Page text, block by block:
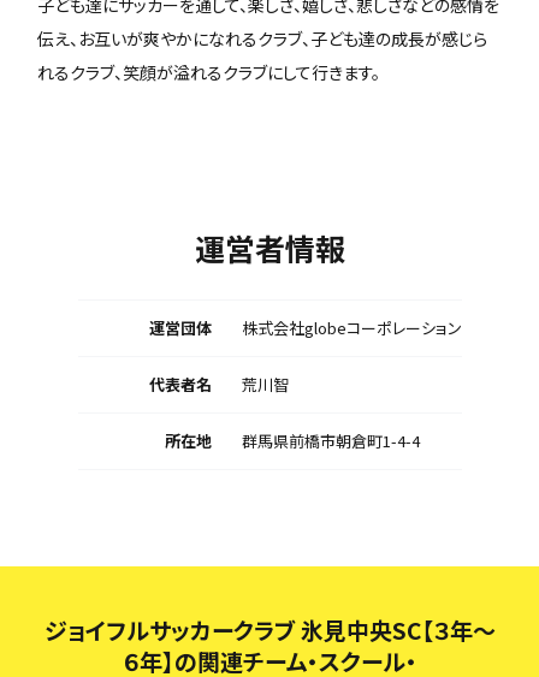
子ども達にサッカーを通して、楽しさ、嬉しさ、悲しさなどの感情を
伝え、お互いが爽やかになれるクラブ、子ども達の成長が感じら
れるクラブ、笑顔が溢れるクラブにして行きます。
運営者情報
運営団体 株式会社globeコーポレーション
代表者名 荒川智
所在地 群馬県前橋市朝倉町1-4-4
ジョイフルサッカークラブ 氷見中央SC【３年～
６年】の関連チーム・スクール・